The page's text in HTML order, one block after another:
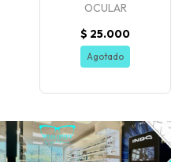
OCULAR
$ 25.000
Agotado